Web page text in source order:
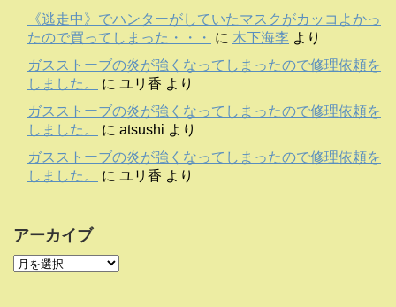
《逃走中》でハンターがしていたマスクがカッコよかっ
たので買ってしまった・・・
に 木下海李 より
ガスストーブの炎が強くなってしまったので修理依頼を
しました。
に ユリ香 より
ガスストーブの炎が強くなってしまったので修理依頼を
しました。
に atsushi より
ガスストーブの炎が強くなってしまったので修理依頼を
しました。
に ユリ香 より
アーカイブ